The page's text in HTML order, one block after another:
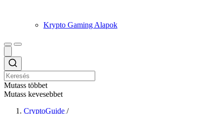
Krypto Gaming Alapok
Mutass többet
Mutass kevesebbet
CryptoGuide /